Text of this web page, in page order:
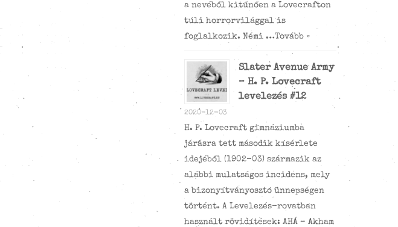
a nevéből kitűnően a Lovecrafton
túli horrorvilággal is
foglalkozik. Némi …Tovább »
Slater Avenue Army
– H. P. Lovecraft
levelezés #12
2020-12-03
H. P. Lovecraft gimnáziumba
járásra tett második kísérlete
idejéből (1902-03) származik az
alábbi mulatságos incidens, mely
a bizonyítványosztó ünnepségen
történt. A Levelezés-rovatban
használt rövidítések: AHÁ – Akham